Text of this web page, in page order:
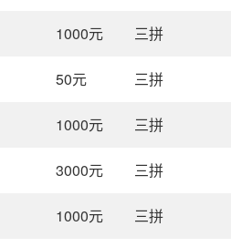
1000元 三拼
50元 三拼
1000元 三拼
3000元 三拼
1000元 三拼